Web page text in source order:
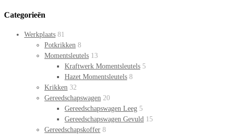
Categorieën
Werkplaats 81
Potkrikken 8
Momentsleutels 13
Kraftwerk Momentsleutels 5
Hazet Momentsleutels 8
Krikken 32
Gereedschapswagen 20
Gereedschapswagen Leeg 5
Gereedschapswagen Gevuld 15
Gereedschapskoffer 8